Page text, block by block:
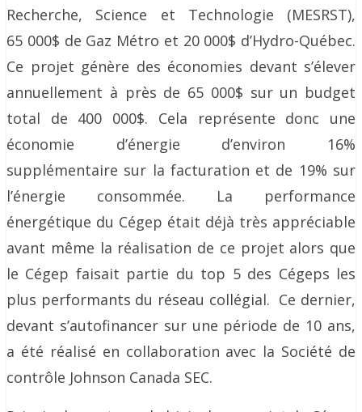
Recherche, Science et Technologie (MESRST),
65 000$ de Gaz Métro et 20 000$ d’Hydro-Québec.
Ce projet génère des économies devant s’élever
annuellement à près de 65 000$ sur un budget
total de 400 000$. Cela représente donc une
économie d’énergie d’environ 16%
supplémentaire sur la facturation et de 19% sur
l’énergie consommée. La performance
énergétique du Cégep était déjà très appréciable
avant même la réalisation de ce projet alors que
le Cégep faisait partie du top 5 des Cégeps les
plus performants du réseau collégial. Ce dernier,
devant s’autofinancer sur une période de 10 ans,
a été réalisé en collaboration avec la Société de
contrôle Johnson Canada SEC.